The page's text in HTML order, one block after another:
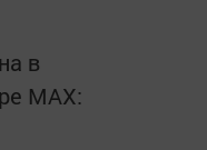
в
MАХ: